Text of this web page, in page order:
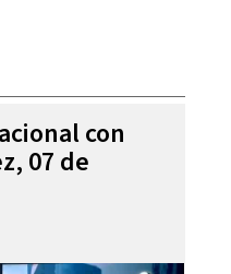
con
07 de